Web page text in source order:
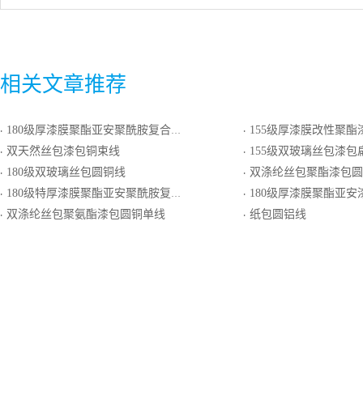
相关文章推荐
· 180级厚漆膜聚酯亚安聚酰胺复合漆包圆铜线
· 双天然丝包漆包铜束线
· 180级双玻璃丝包圆铜线
· 180级特厚漆膜聚酯亚安聚酰胺复合漆包圆铜线
· 双涤纶丝包聚氨酯漆包圆铜单线
· 155级厚漆膜改性聚酯
· 155级双玻璃丝包漆包
· 双涤纶丝包聚酯漆包
· 180级厚漆膜聚酯亚安
· 纸包圆铝线